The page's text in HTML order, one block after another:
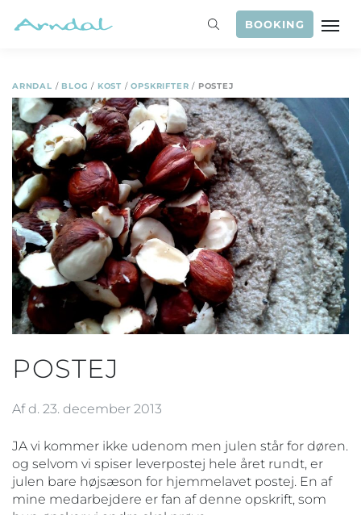
BOOKING
ARNDAL / BLOG / KOST /OPSKRIFTER / POSTEJ
POSTEJ
Af d. 23. december 2013
JA vi kommer ikke udenom men julen står for døren.
og selvom vi spiser leverpostej hele året rundt, er
julen bare højsæson for hjemmelavet postej. En af
mine medarbejdere er fan af denne opskrift, som